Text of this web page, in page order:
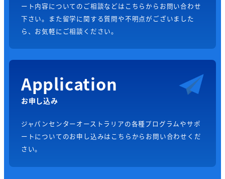
ート内容についてのご相談などはこちらからお問い合わせ
下さい。また留学に関する質問や不明点がございました
ら、お気軽にご相談ください。
Application
お申し込み
ジャパンセンターオーストラリアの各種プログラムやサポ
ートについてのお申し込みはこちらからお問い合わせくだ
さい。